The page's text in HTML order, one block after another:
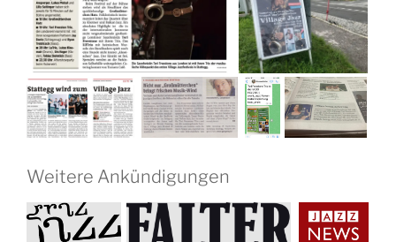
Weitere Ankündigungen